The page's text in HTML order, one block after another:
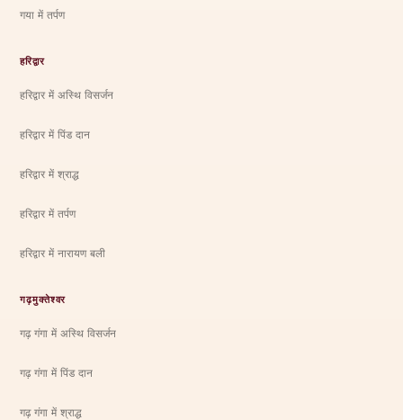
गया में तर्पण
हरिद्वार
हरिद्वार में अस्थि विसर्जन
हरिद्वार में पिंड दान
हरिद्वार में श्राद्ध
हरिद्वार में तर्पण
हरिद्वार में नारायण बली
गढ़मुक्तेश्वर
गढ़ गंगा में अस्थि विसर्जन
गढ़ गंगा में पिंड दान
गढ़ गंगा में श्राद्ध